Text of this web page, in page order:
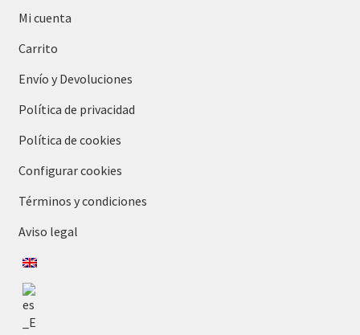
Mi cuenta
Carrito
Envío y Devoluciones
Política de privacidad
Política de cookies
Configurar cookies
Términos y condiciones
Aviso legal